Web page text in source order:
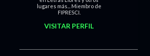
lugares más... Miembro de
FIPRESCI.
VISITAR PERFIL